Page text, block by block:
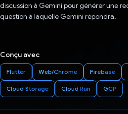
discussion à Gemini pour générer une
question à laquelle Gemini répondra.
Conçu avec
Flutter Web/Chrome Firebase
Cloud Storage Cloud Run GCP